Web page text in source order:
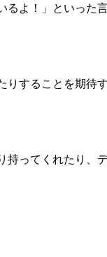
るよ！」といった
することを期待
ってくれたり、